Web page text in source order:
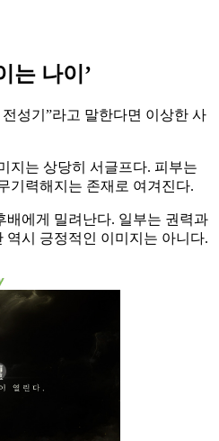
는 나이’
성기”라고 말한다면 이상한 사
지는 상당히 서글프다. 피부는
기력해지는 존재로 여겨진다.
에게 밀려난다. 일부는 권력과
역시 긍정적인 이미지는 아니다.